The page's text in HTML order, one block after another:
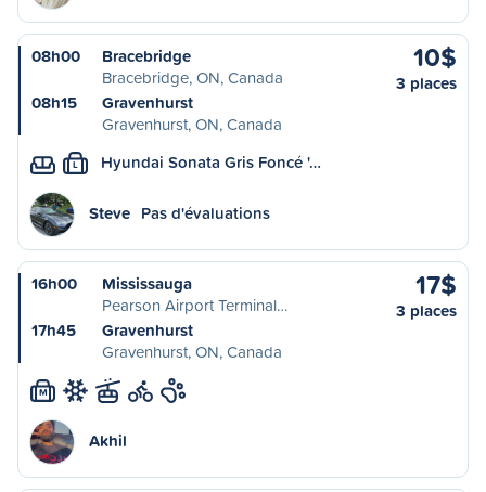
08h00
Bracebridge
Bracebridge, ON, Canada
08h15
Gravenhurst
Gravenhurst, ON, Canada
10$
3 places
L Hyundai Sonata Gris Foncé '…
Steve Pas d'évaluations
16h00
Mississauga
Pearson Airport Terminal…
17h45
Gravenhurst
Gravenhurst, ON, Canada
17$
3 places
M
Akhil